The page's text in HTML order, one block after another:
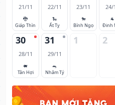
21/11
🐉
Giáp Thìn
22/11
🐍
Ất Tỵ
23/11
🐎
Bính Ngọ
24/
🐐
Đinh
30
28/11
🐖
Tân Hợi
31
29/11
🐀
Nhâm Tý
1 2